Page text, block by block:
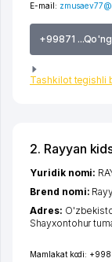
E-mail:
+99871
Tashkilot tegishli
2. Rayyan
Mamlakat kodi: +998
Yuridik nomi:
Brend nomi:
Adres:
Shayxontohur